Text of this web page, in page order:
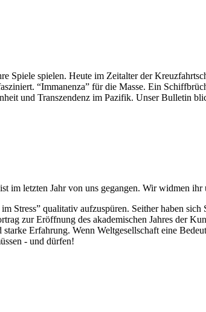
Spiele spielen. Heute im Zeitalter der
“Immanenza” für die Masse. Ein
und Transzendenz im Pazifik. Unser Bulletin
im letzten Jahr von uns gegangen. Wir widmen
Stress” qualitativ aufzuspüren. Seither haben sich
zur Eröffnung des akademischen Jahres der
Erfahrung. Wenn Weltgesellschaft eine
- und dürfen!